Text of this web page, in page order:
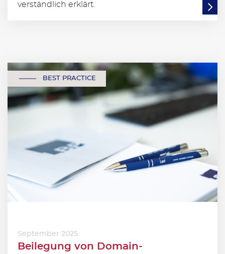
verständlich erklärt.
BEST PRACTICE
September 2025
Beilegung von Domain-